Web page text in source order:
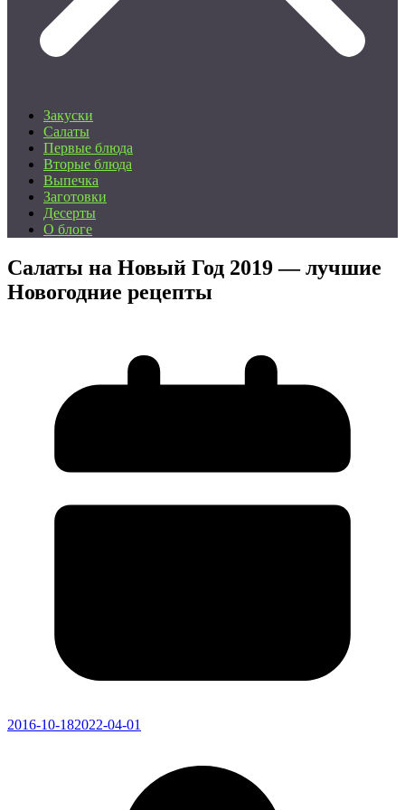
Закуски
Салаты
Первые блюда
Вторые блюда
Выпечка
Заготовки
Десерты
О блоге
Салаты на Новый Год 2019 — лучшие
Новогодние рецепты
2016-10-182022-04-01